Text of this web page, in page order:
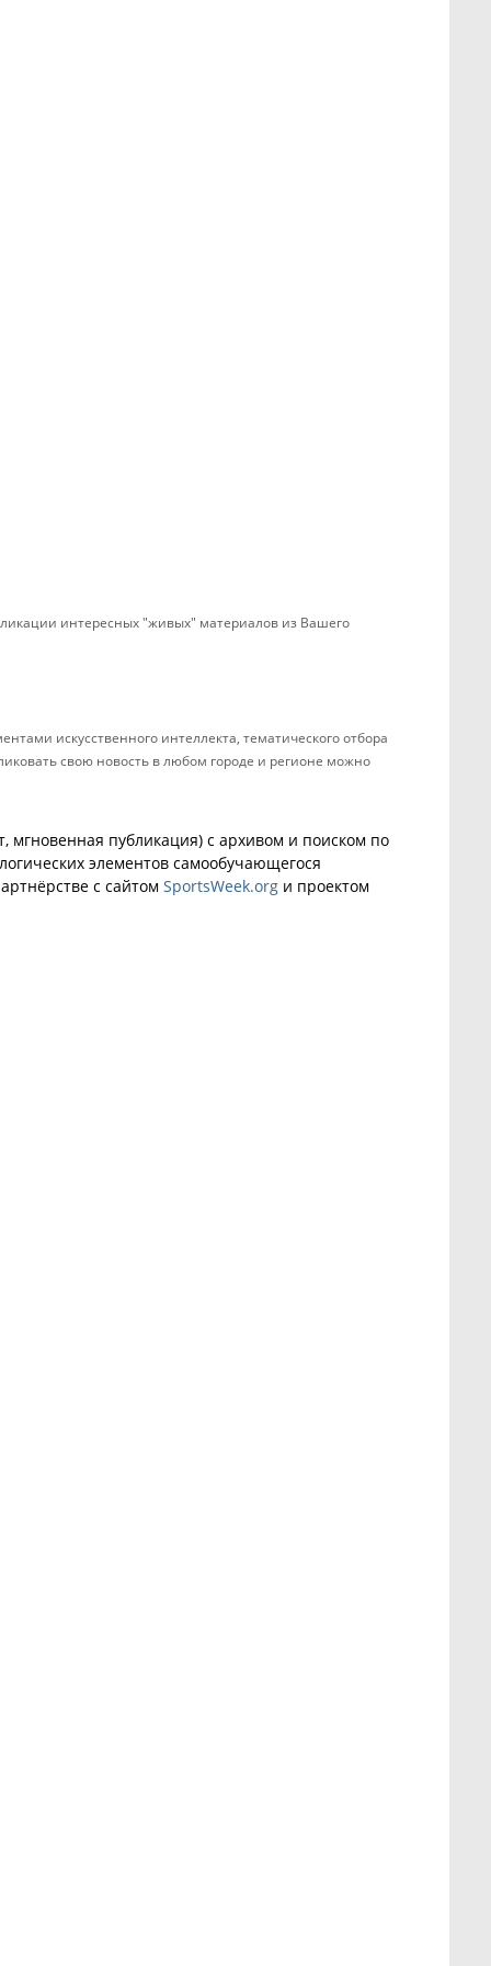
интересных "живых" материалов из Вашего
искусственного интеллекта, тематического отбора
свою новость в любом городе и регионе можно
публикация) с архивом и поиском по
элементов самообучающегося
с сайтом SportsWeek.org и проектом